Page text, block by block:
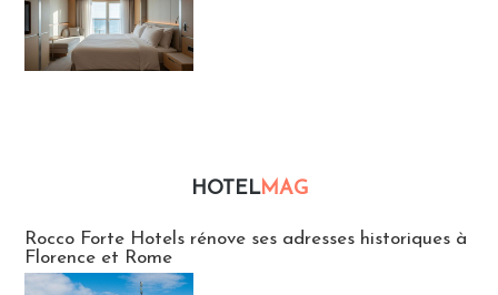
HOTELMAG
Rocco Forte Hotels rénove ses adresses historiques à
Florence et Rome